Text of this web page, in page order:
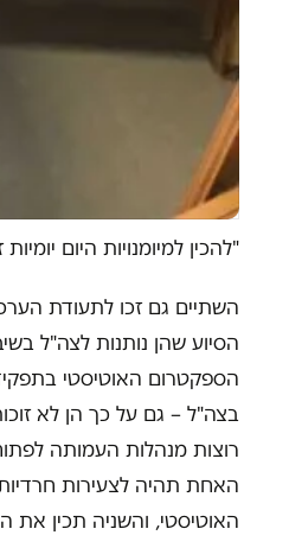
"להכין למיומנויות היום
השתיים גם זכו לתעודת
הסיוע שהן נותנות לצה"ל
הספקטרום האוטיסטי
בצה"ל – גם על כך הן לא
רוצות מנהלות העמותה
האחת תהיה לצעירות
האוטיסטי, והשניה תכין את